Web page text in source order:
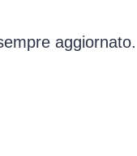
aggiornato.